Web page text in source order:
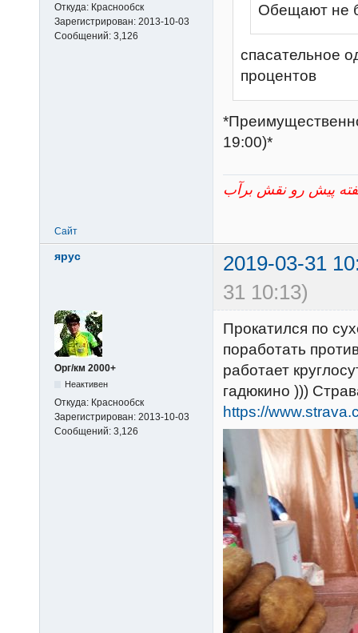
Откуда: Краснообск
Зарегистрирован: 2013-10-03
Сообщений: 3,126
Обещают не
спасательное
процентов
19:00)*
Сайт
ярус
2019-03-31
31 10:13)
Орг/км 2000+
Неактивен
Откуда: Краснообск
Зарегистрирован: 2013-10-03
Сообщений: 3,126
Прокатился по
поработать
работает
гадюкино )))
https://